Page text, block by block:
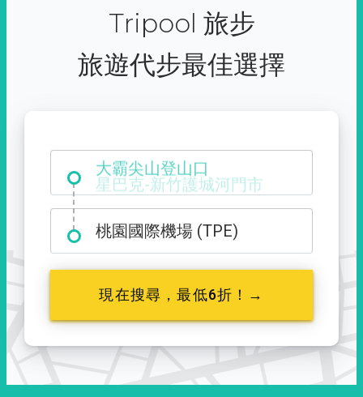
Tripool 旅步
旅遊代步最佳選擇
大霸尖山登山口
桃園國際機場 (TPE)
現在搜尋，最低6折！→